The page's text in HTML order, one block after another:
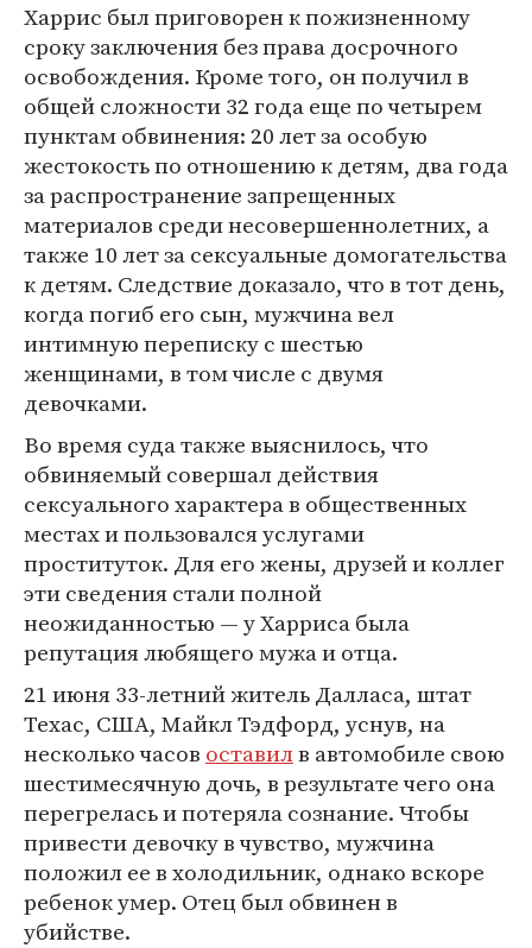
Харрис был приговорен к пожизненному
сроку заключения без права досрочного
освобождения. Кроме того, он получил в
общей сложности 32 года еще по четырем
пунктам обвинения: 20 лет за особую
жестокость по отношению к детям, два года
за распространение запрещенных
материалов среди несовершеннолетних, а
также 10 лет за сексуальные домогательства
к детям. Следствие доказало, что в тот день,
когда погиб его сын, мужчина вел
интимную переписку с шестью
женщинами, в том числе с двумя
девочками.
Во время суда также выяснилось, что
обвиняемый совершал действия
сексуального характера в общественных
местах и пользовался услугами
проституток. Для его жены, друзей и коллег
эти сведения стали полной
неожиданностью — у Харриса была
репутация любящего мужа и отца.
21 июня 33-летний житель Далласа, штат
Техас, США, Майкл Тэдфорд, уснув, на
несколько часов оставилв автомобиле свою
шестимесячную дочь, в результате чего она
перегрелась и потеряла сознание. Чтобы
привести девочку в чувство, мужчина
положил ее в холодильник, однако вскоре
ребенок умер. Отец был обвинен в
убийстве.